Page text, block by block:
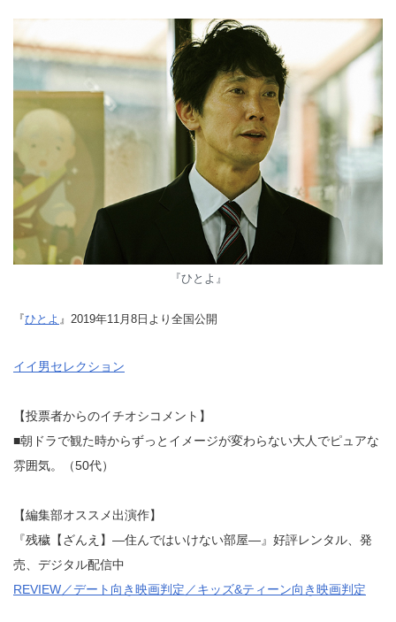
『ひとよ』
『ひとよ 』2019年11月8日より全国公開
イイ男セレクション
【投票者からのイチオシコメント】
■朝ドラで観た時からずっとイメージが変わらない大人でピュアな
雰囲気。（50代）
【編集部オススメ出演作】
『残穢【ざんえ】―住んではいけない部屋―』好評レンタル、発
売、デジタル配信中
REVIEW／デート向き映画判定／キッズ&ティーン向き映画判定